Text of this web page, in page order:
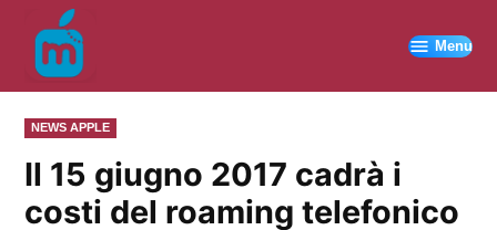
contenuto
Menu
PUBBLICATO
IN
NEWS APPLE
Il 15 giugno 2017 cadrà i
costi del roaming telefonico